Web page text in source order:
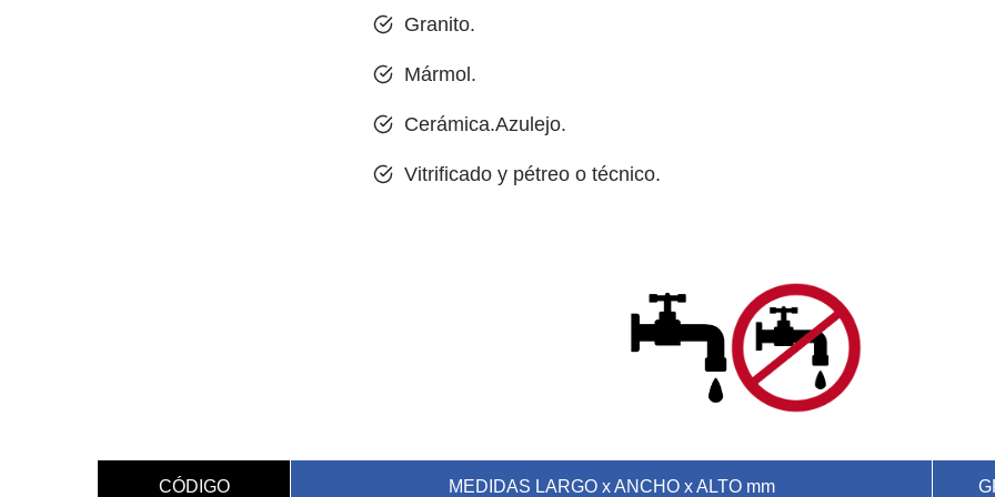
Discos fibra de carbono y plásticos
Herramientas varias para fibra de vidrio y de carbono
Platos desbaste hormigón
Granito.
Mármol.
Cerámica.Azulejo.
Vitrificado y pétreo o técnico.
CÓDIGO MEDIDAS LARGO x ANCHO x ALTO mm